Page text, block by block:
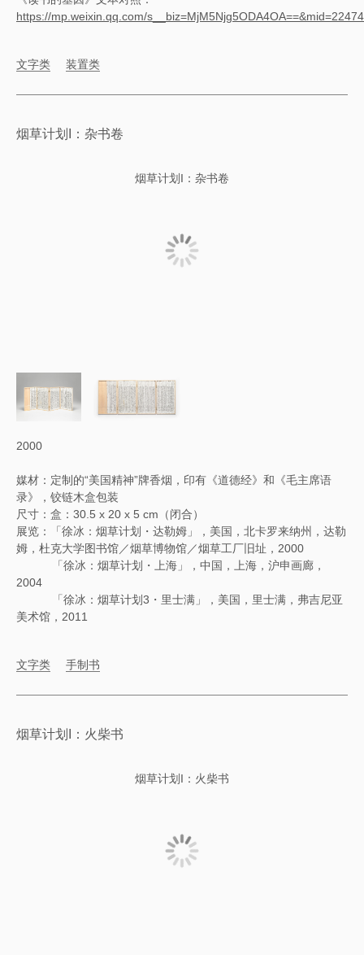
https://mp.weixin.qq.com/
文字类 装置类
烟草计划I：杂书卷
烟草计划I：杂书卷
2000
媒材：定制的“美国精神”牌香烟，印有《道德经》和《毛主席语
录》，铰链木盒包装
尺寸：盒：30.5 x 20 x 5 cm（闭合）
展览：「徐冰：烟草计划・达勒姆」，美国，北卡罗来纳州，达勒
姆，杜克大学图书馆／烟草博物馆／烟草工厂旧址，2000
「徐冰：烟草计划・上海」，中国，上海，沪申画廊，
2004
「徐冰：烟草计划3・里士满」，美国，里士满，弗吉尼亚
美术馆，2011
文字类 手制书
烟草计划I：火柴书
烟草计划I：火柴书